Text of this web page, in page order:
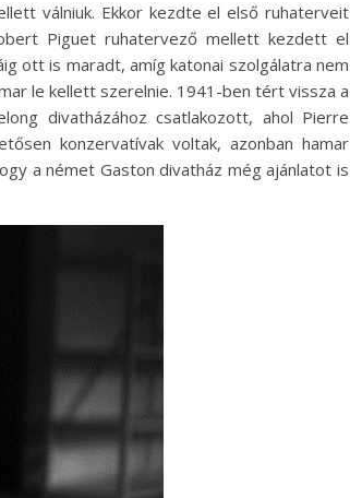
válniuk. Ekkor kezdte el első ruhaterveit
Piguet ruhatervező mellett kezdett el
ott is maradt, amíg katonai szolgálatra nem
le kellett szerelnie. 1941-ben tért vissza a
divatházához csatlakozott, ahol Pierre
konzervatívak voltak, azonban hamar
a német Gaston divatház még ajánlatot is